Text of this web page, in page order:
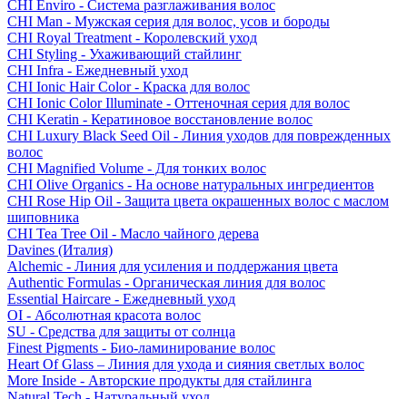
CHI Enviro - Система разглаживания волос
CHI Man - Мужская серия для волос, усов и бороды
CHI Royal Treatment - Королевский уход
CHI Styling - Ухаживающий стайлинг
CHI Infra - Ежедневный уход
CHI Ionic Hair Color - Краска для волос
CHI Ionic Color Illuminate - Оттеночная серия для волос
CHI Keratin - Кератиновое восстановление волос
CHI Luxury Black Seed Oil - Линия уходов для поврежденных
волос
CHI Magnified Volume - Для тонких волос
CHI Olive Organics - На основе натуральных ингредиентов
CHI Rose Hip Oil - Защита цвета окрашенных волос с маслом
шиповника
CHI Tea Tree Oil - Масло чайного дерева
Davines (Италия)
Alchemic - Линия для усиления и поддержания цвета
Authentic Formulas - Органическая линия для волос
Essential Haircare - Eжедневный уход
OI - Абсолютная красота волос
SU - Средства для защиты от солнца
Finest Pigments - Био-ламинирование волос
Heart Of Glass – Линия для ухода и сияния светлых волос
More Inside - Авторские продукты для стайлинга